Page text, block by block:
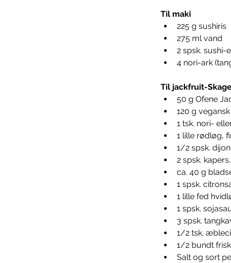
Til maki
225 g sushiris
275 ml vand
2 spsk. sushi-
4 nori-ark
Til jackfruit-
50 g Ofene
120 g
1 tsk. nori-
1 lille rødløg,
1/2 spsk.
2 spsk.
ca. 40 g
1 spsk.
1 lille fed
1 spsk.
3 spsk.
1/2 tsk.
1/2 bundt
Salt og sort